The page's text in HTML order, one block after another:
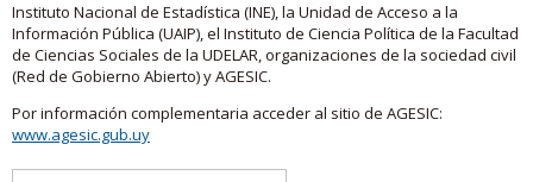
Instituto Nacional de Estadística (INE), la Unidad de Acceso a la
Información Pública (UAIP), el Instituto de Ciencia Política de la Facultad
de Ciencias Sociales de la UDELAR, organizaciones de la sociedad civil
(Red de Gobierno Abierto) y AGESIC.
Por información complementaria acceder al sitio de AGESIC:
www.agesic.gub.uy